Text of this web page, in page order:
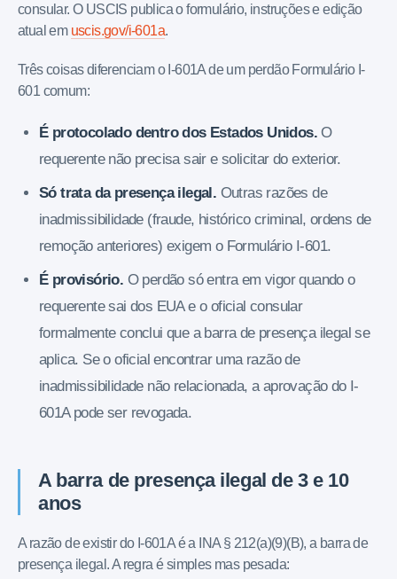
consular. O USCIS publica o formulário, instruções e edição
atual em uscis.gov/i-601a.
Três coisas diferenciam o I-601A de um perdão Formulário I-
601 comum:
É protocolado dentro dos Estados Unidos. O
requerente não precisa sair e solicitar do exterior.
Só trata da presença ilegal. Outras razões de
inadmissibilidade (fraude, histórico criminal, ordens de
remoção anteriores) exigem o Formulário I-601.
É provisório. O perdão só entra em vigor quando o
requerente sai dos EUA e o oficial consular
formalmente conclui que a barra de presença ilegal se
aplica. Se o oficial encontrar uma razão de
inadmissibilidade não relacionada, a aprovação do I-
601A pode ser revogada.
A barra de presença ilegal de 3 e 10
anos
A razão de existir do I-601A é a INA § 212(a)(9)(B), a barra de
presença ilegal. A regra é simples mas pesada: